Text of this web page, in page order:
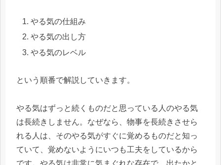
やる気の仕組み
やる気の出し方
やる気のレベル
という順番で解説していきます。
やる気はずっと続くものだと思っている人のやる気
は長続きしません。なぜなら、物事を長続きさせら
れる人は、そのやる気がすぐに覚めるものだと知っ
ていて、覚めないようにいつも工夫をしているから